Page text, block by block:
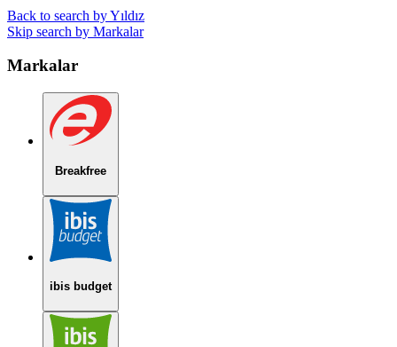
Back to search by Yıldız
Skip search by Markalar
Markalar
Breakfree
ibis budget